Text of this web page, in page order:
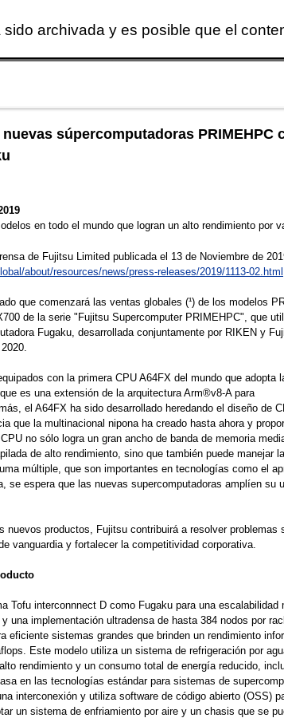
archivada y es posible que el
súpercomputadoras PRIMEHPC
en todo el mundo que logran un alto rendimiento por
de Fujitsu Limited publicada el 13 de Noviembre de
about/resources/news/press-releases/2019/1113-02.html
que comenzará las ventas globales (¹) de los modelos
de la serie "Fujitsu Supercomputer PRIMEHPC", que
Fugaku, desarrollada conjuntamente por RIKEN y
con la primera CPU A64FX del mundo que adopta
es una extensión de la arquitectura Arm®v8-A para
el A64FX ha sido desarrollado heredando el diseño de
que la multinacional nipona ha creado hasta ahora y
no sólo logra un gran ancho de banda de memoria
de alto rendimiento, sino que también puede manejar
múltiple, que son importantes en tecnologías como el
se espera que las nuevas supercomputadoras amplíen su
nuevos productos, Fujitsu contribuirá a resolver problemas
vanguardia y fortalecer la competitividad corporativa.
Tofu interconnnect D como Fugaku para una escalabilidad
una implementación ultradensa de hasta 384 nodos por
eficiente sistemas grandes que brinden un rendimiento
Este modelo utiliza un sistema de refrigeración por
rendimiento y un consumo total de energía reducido,
en las tecnologías estándar para sistemas de
interconexión y utiliza software de código abierto (OSS)
un sistema de enfriamiento por aire y un chasis que se